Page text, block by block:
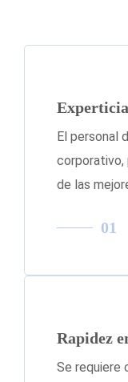
Experticia
El personal
corporativo,
de las
01
Rapidez
Se requiere